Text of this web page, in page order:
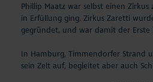
Phillip Maatz war selbst einen Zirkus
in Erfüllung ging. Zirkus Zaretti
gegründet, und war damit der Erste
In Hamburg, Timmendorfer Strand
sein Zelt auf, begleitet aber auch